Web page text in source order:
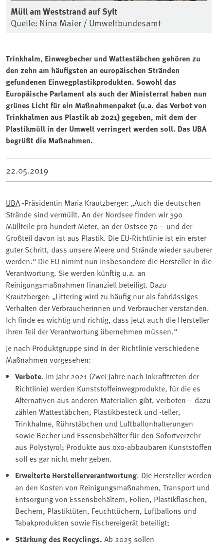
Müll am Weststrand auf Sylt
Quelle: Nina Maier / Umweltbundesamt
Trinkhalm, Einwegbecher und Wattestäbchen gehören zu
den zehn am häufigsten an europäischen Stränden
gefundenen Einwegplastikprodukten. Sowohl das
Europäische Parlament als auch der Ministerrat haben nun
grünes Licht für ein Maßnahmenpaket (u.a. das Verbot von
Trinkhalmen aus Plastik ab 2021) gegeben, mit dem der
Plastikmüll in der Umwelt verringert werden soll. Das UBA
begrüßt die Maßnahmen.
22.05.2019
UBA -Präsidentin Maria Krautzberger: „Auch die deutschen
Strände sind vermüllt. An der Nordsee finden wir 390
Müllteile pro hundert Meter, an der Ostsee 70 – und der
Großteil davon ist aus Plastik. Die EU-Richtlinie ist ein erster
guter Schritt, dass unsere Meere und Strände wieder sauberer
werden.“ Die EU nimmt nun insbesondere die Hersteller in die
Verantwortung. Sie werden künftig u.a. an
Reinigungsmaßnahmen finanziell beteiligt. Dazu
Krautzberger: „Littering wird zu häufig nur als fahrlässiges
Verhalten der Verbraucherinnen und Verbraucher verstanden.
Ich finde es wichtig und richtig, dass jetzt auch die Hersteller
ihren Teil der Verantwortung übernehmen müssen.“
Je nach Produktgruppe sind in der Richtlinie verschiedene
Maßnahmen vorgesehen:
Verbote. Im Jahr 2021 (Zwei Jahre nach Inkrafttreten der
Richtlinie) werden Kunststoffeinwegprodukte, für die es
Alternativen aus anderen Materialien gibt, verboten – dazu
zählen Wattestäbchen, Plastikbesteck und -teller,
Trinkhalme, Rührstäbchen und Luftballonhalterungen
sowie Becher und Essensbehälter für den Sofortverzehr
aus Polystyrol; Produkte aus oxo-abbaubaren Kunststoffen
soll es gar nicht mehr geben.
Erweiterte Herstellerverantwortung. Die Hersteller werden
an den Kosten von Reinigungsmaßnahmen, Transport und
Entsorgung von Essensbehältern, Folien, Plastikflaschen,
Bechern, Plastiktüten, Feuchttüchern, Luftballons und
Tabakprodukten sowie Fischereigerät beteiligt;
Stärkung des Recyclings. Ab 2025 sollen